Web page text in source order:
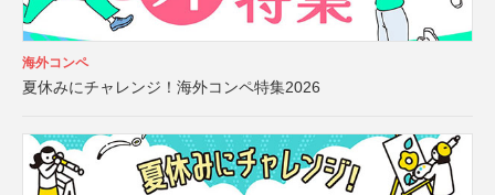
海外コンペ
夏休みにチャレンジ！海外コンペ特集2026